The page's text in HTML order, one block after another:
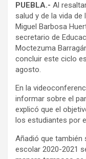
PUEBLA.- Al
salud y de la vida
Miguel Barbosa
secretario de
Moctezuma
concluir este ciclo
agosto.
En la
informar sobre el
explicó que el
los estudiantes por
Añadió que también
escolar 2020-2021